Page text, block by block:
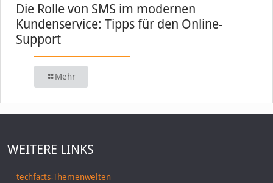
Die Rolle von SMS im modernen
Kundenservice: Tipps für den Online-
Support
Mehr
WEITERE LINKS
techfacts-Themenwelten